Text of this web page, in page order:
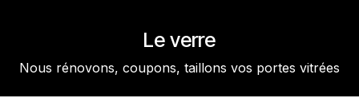
Le verre
Nous rénovons, coupons, taillons vos portes vitrées